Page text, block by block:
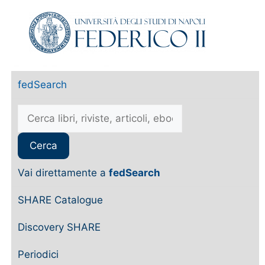
fedSearch
Vai direttamente a fedSearch
SHARE Catalogue
Discovery SHARE
Periodici